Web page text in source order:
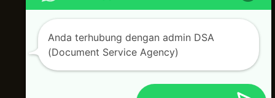
Kontak kami
Alamat kantor :
Jl Swadaya Pam No 6 Rt 006 Rw 007 Jatinegara,
Cakung, Jakarta Timur 13930
(Dekat Mesjid Al Marzukiyah Swadaya Pam)
087887631193 / 021 48671259
Anda terhubung dengan admin DSA
(Document Service Agency)